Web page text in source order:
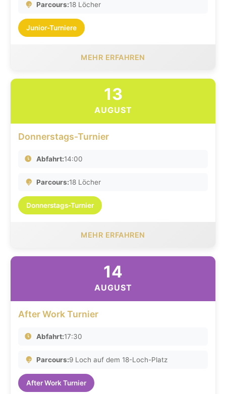
Parcours:18 Löcher
Junior-Turniere
MEHR ERFAHREN
13
AUGUST
Donnerstags-Turnier
Abfahrt:14:00
Parcours:18 Löcher
Donnerstags-Turnier
MEHR ERFAHREN
14
AUGUST
After Work Turnier
Abfahrt:17:30
Parcours:9 Loch auf dem 18-Loch-Platz
After Work Turnier